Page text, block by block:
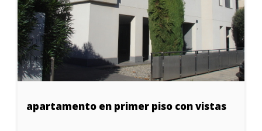
apartamento en primer piso con vistas